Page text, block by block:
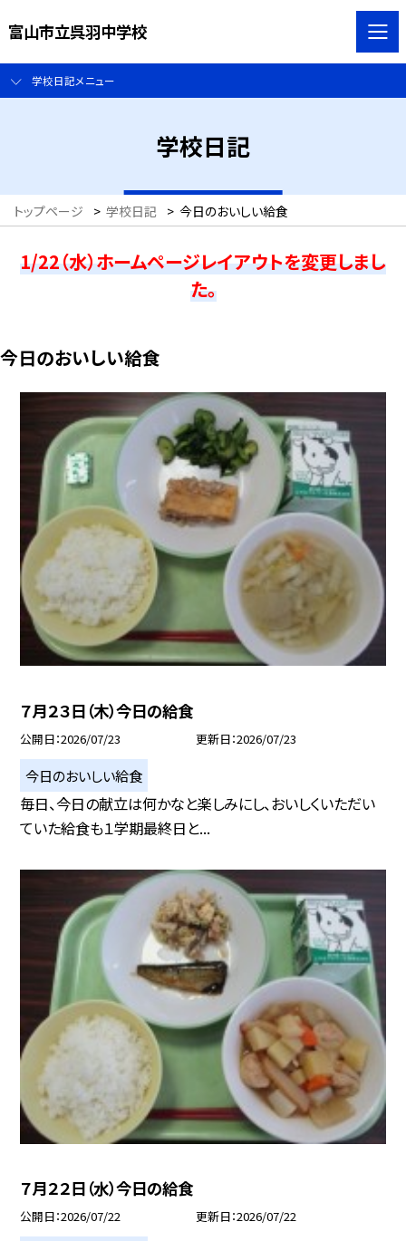
富山市立呉羽中学校
学校日記メニュー
学校日記
トップページ > 学校日記 > 今日のおいしい給食
1/22（水）ホームページレイアウトを変更しまし
た。
今日のおいしい給食
７月２３日（木）今日の給食
公開日 2026/07/23 更新日 2026/07/23
今日のおいしい給食
毎日、今日の献立は何かなと楽しみにし、おいしくいただい
ていた給食も１学期最終日と...
７月２２日（水）今日の給食
公開日 2026/07/22 更新日 2026/07/22